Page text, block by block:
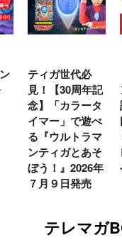
ティガ世代必
見！【30周年記
念】「カラータ
イマー」で遊べ
る『ウルトラマ
ンティガとあそ
ぼう！』2026年
７月９日発売
テレマガ